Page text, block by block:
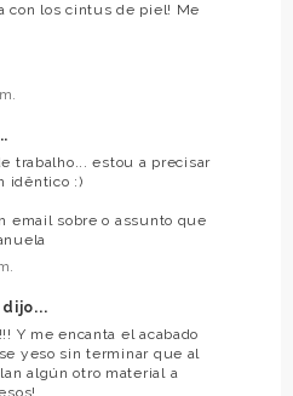
con los cintus de piel! Me
trabalho... estou a precisar
idêntico :)
email sobre o assunto que
dijo...
Y me encanta el acabado
yeso sin terminar que al
algún otro material a